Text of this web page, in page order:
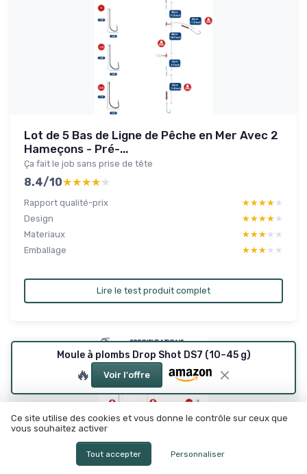
Lot de 5 Bas de Ligne de Pêche en Mer Avec 2
Hameçons - Pré-...
Ça fait le job sans prise de tête
8.4/10★★★★★
★★★★★
Rapport qualité-prix ★★★★★
★★★★★
Design
★★★★★
★★★★★
Materiaux
★★★★★
★★★★★
Emballage
★★★★★
★★★★★
Lire le test produit complet
Moule à plombs Drop Shot DS7 (10–45 g)
🔥 Voir l'offre
Ce site utilise des cookies et vous donne le contrôle sur ceux que
vous souhaitez activer
Tout accepter Personnaliser